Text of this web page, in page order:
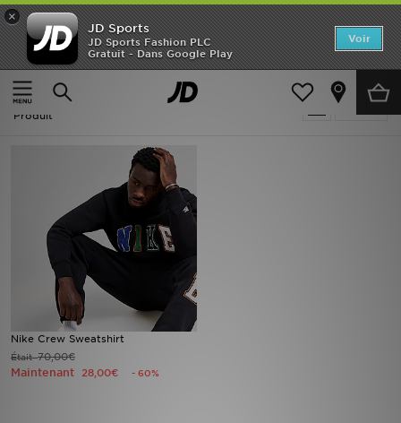
×
JD Sports
JD Sports Fashion PLC
Gratuit - Dans Google Play
Voir
Accueil
Homme Vêtements Homme Sweats
Soldes | Noir Sweats - Logo
Produit
Nike Crew Sweatshirt
Était70,00€
Maintenant 28,00€ - 60%
Accueil
Nouveautés
Homme
Collections
Marques
Football
Sports